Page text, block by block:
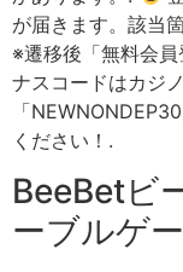
が届きます。該当
※遷移後「無料会
ナスコードはカジ
「
ください！.
BeeBetビ
ーブルゲ